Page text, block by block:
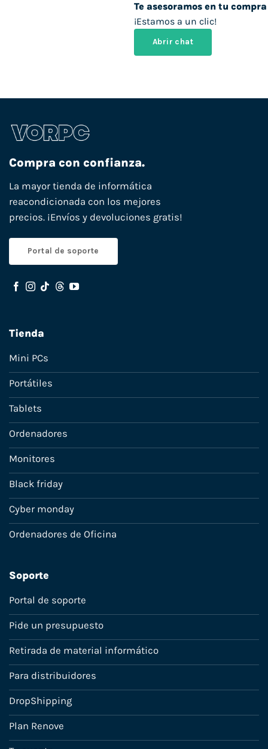
Te asesoramos en tu compra
¡Estamos a un clic!
Abrir chat
Compra con confianza.
La mayor tienda de informática
reacondicionada con los mejores
precios. ¡Envíos y devoluciones gratis!
Portal de soporte
Tienda
Mini PCs
Portátiles
Tablets
Ordenadores
Monitores
Black friday
Cyber monday
Ordenadores de Oficina
Soporte
Portal de soporte
Pide un presupuesto
Retirada de material informático
Para distribuidores
DropShipping
Plan Renove